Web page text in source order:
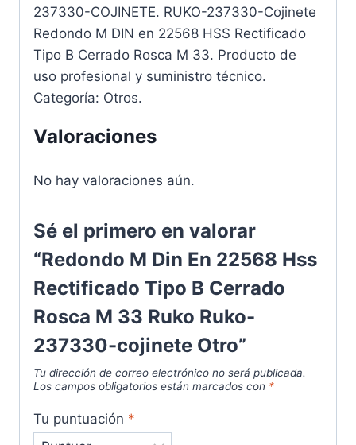
237330-COJINETE. RUKO-237330-Cojinete
Redondo M DIN en 22568 HSS Rectificado
Tipo B Cerrado Rosca M 33. Producto de
uso profesional y suministro técnico.
Categoría: Otros.
Valoraciones
No hay valoraciones aún.
Sé el primero en valorar
“Redondo M Din En 22568 Hss
Rectificado Tipo B Cerrado
Rosca M 33 Ruko Ruko-
237330-cojinete Otro”
Tu dirección de correo electrónico no será publicada.
Los campos obligatorios están marcados con *
Tu puntuación *